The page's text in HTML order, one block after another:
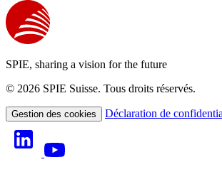
SPIE, sharing a vision for the future
© 2026 SPIE Suisse. Tous droits réservés.
Gestion des cookies Déclaration de